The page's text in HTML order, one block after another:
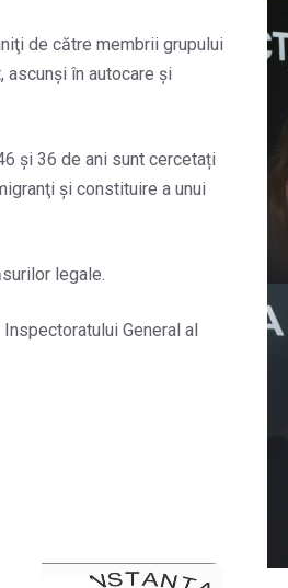
de către membrii grupului
în autocare şi
și 36 de ani sunt cercetați
și constituire a unui
legale.
General al